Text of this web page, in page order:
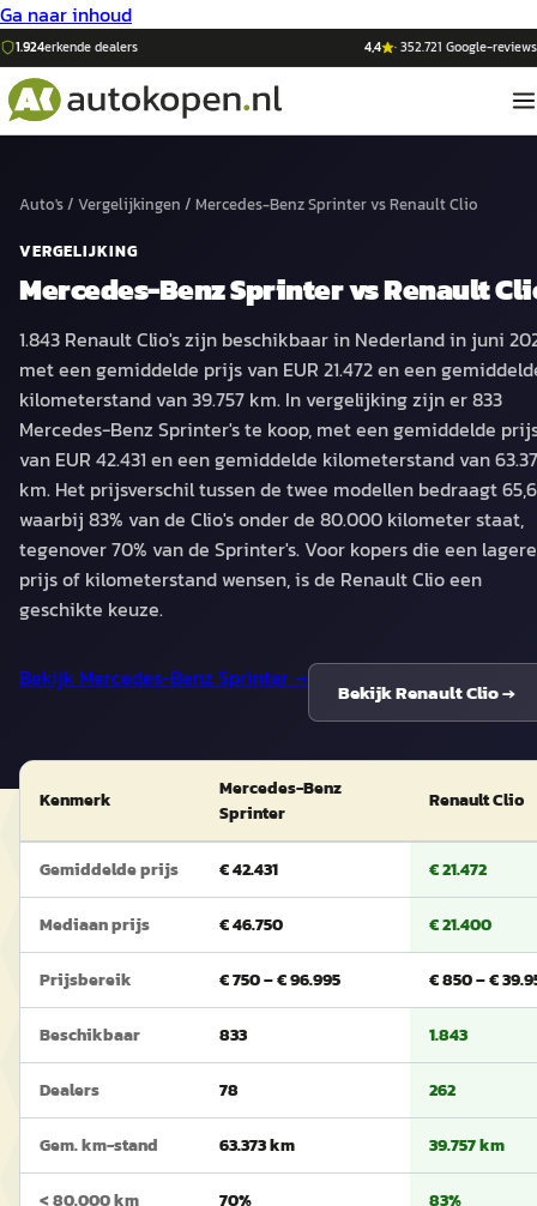
Ga naar inhoud
1.924erkende dealers 4,4 ·352.721 Google-reviews
Auto's/ Vergelijkingen / Mercedes-Benz SprintervsRenault Clio
VERGELIJKING
Mercedes-Benz SprintervsRenault
1.843 Renault Clio's zijn beschikbaar in Nederland in juni
met een gemiddelde prijs van EUR 21.472 en een
kilometerstand van 39.757 km. In vergelijking zijn er 833
Mercedes-Benz Sprinter's te koop, met een gemiddelde
van EUR 42.431 en een gemiddelde kilometerstand van
km. Het prijsverschil tussen de twee modellen bedraagt
waarbij 83% van de Clio's onder de 80.000 kilometer staat,
tegenover 70% van de Sprinter's. Voor kopers die een lagere
prijs of kilometerstand wensen, is de Renault Clio een
geschikte keuze.
Bekijk Mercedes-Benz Sprinter→
BekijkRenault Clio→
Kenmerk
Mercedes-Benz
Sprinter
Renault Clio
Gemiddelde prijs € 42.431 € 21.472
Mediaan prijs € 46.750 € 21.400
Prijsbereik € 750 – € 96.995 € 850 – €
Beschikbaar 833 1.843
Dealers 78 262
Gem. km-stand 63.373 km 39.757 km
< 80.000 km 70% 83%